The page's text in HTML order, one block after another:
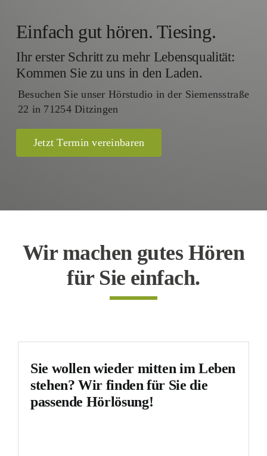
Einfach gut hören. Tiesing.
Ihr erster Schritt zu mehr Lebensqualität:
Kommen Sie zu uns in den Laden.
Besuchen Sie unser Hörstudio in der Siemensstraße
22 in 71254 Ditzingen
Jetzt Termin vereinbaren
Wir machen gutes Hören
für Sie einfach.
Sie wollen wieder mitten im Leben
stehen? Wir finden für Sie die
passende Hörlösung!